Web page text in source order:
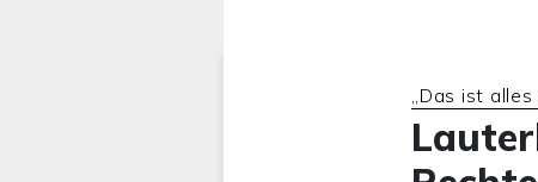
„Das ist